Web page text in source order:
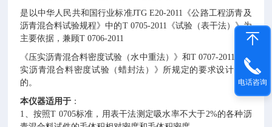
是以中华人民共和国行业标准JTG E20-2011 《公路工程沥青及
沥青混合料试验规程》中的T 0705-2011 《试验（表干法）》为
主要依据，兼顾T 0706-2011
《压实沥青混合料密度试验（水中重法）》和T 0707-2011 《压
实沥青混合料密度试验（蜡封法）》所规定的要求设计制造
的。
本仪器适用于 ：
1 、按照T 0705标准，用表干法测定吸水率不大于2%的各种沥
电话咨询